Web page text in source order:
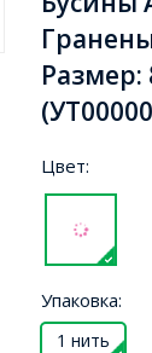
Цвет:
Упаковка:
1 нить